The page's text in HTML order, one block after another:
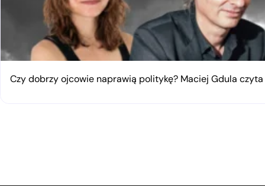
Czy dobrzy ojcowie naprawią politykę? Maciej Gdula czyta